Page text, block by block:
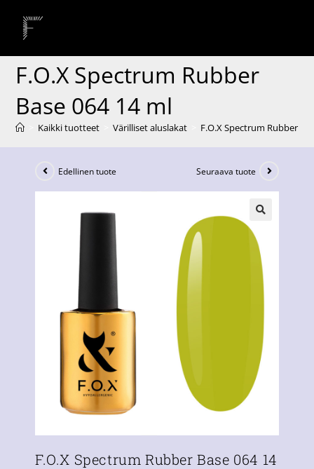
F.O.X Spectrum Rubber
Base 064 14 ml
Kaikki tuotteet Värilliset aluslakat F.O.X Spectrum Rubber
Edellinen tuote Seuraava tuote
F.O.X Spectrum Rubber Base 064 14